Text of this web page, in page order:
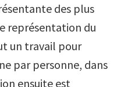
des plus
représentation du
un travail pour
par personne, dans
ensuite est